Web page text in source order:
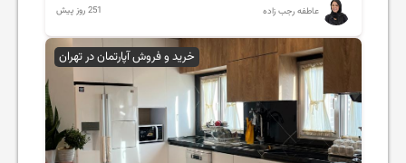
عاطفه رجب زاده 251 روز پیش
خرید و فروش آپارتمان در تهران